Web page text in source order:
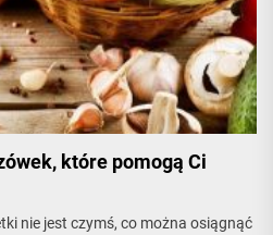
które pomogą Ci
nie jest czymś, co można osiągnąć